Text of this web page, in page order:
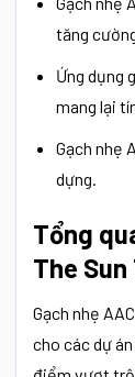
tăng
Ứng dụng
mang lại
Gạch nhẹ
dựng.
Tổng
The
Gạch nhẹ
cho các dự